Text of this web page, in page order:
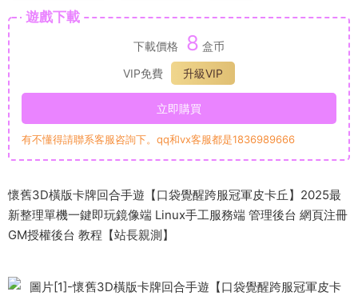
遊戲下載
下載價格 8 盒币
VIP免費
升級VIP
立即購買
有不懂得請聯系客服咨詢下。qq和vx客服都是1836989666
懷舊3D橫版卡牌回合手遊【口袋覺醒跨服冠軍皮卡丘】2025最
新整理單機一鍵即玩鏡像端 Linux手工服務端 管理後台 網頁注冊
GM授權後台 教程【站長親測】